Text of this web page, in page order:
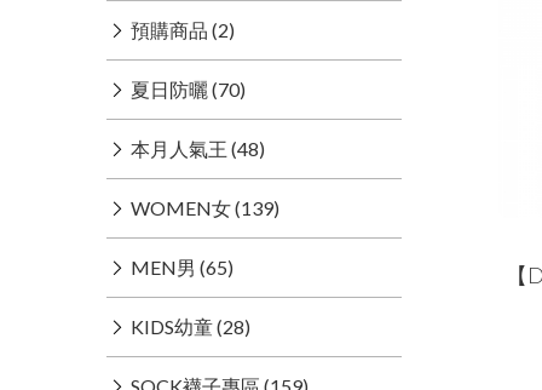
預購商品 (2)
夏日防曬 (70)
本月人氣王 (48)
WOMEN女 (139)
MEN男 (65)
KIDS幼童 (28)